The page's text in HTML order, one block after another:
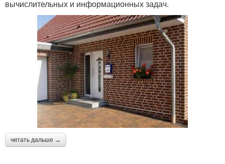
вычислительных и информационных задач.
читать дальше →